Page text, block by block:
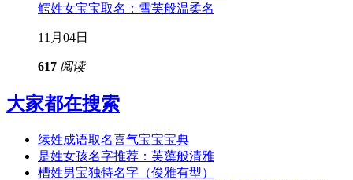
鳄姓女宝宝取名：雪芙般温柔名
11月04日
617 阅读
大家都在搜索
续姓成语取名喜气宝宝宝典
是姓女孩名字推荐：芙蕖般清雅
槽姓男宝独特名字（俊雅有型）